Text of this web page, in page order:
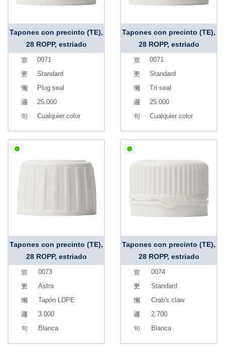
Tapones con precinto (TE),
28 ROPP, estriado
0071
Standard
Plug seal
25.000
Cualquier color
Tapones con precinto (TE),
28 ROPP, estriado
0071
Standard
Tri seal
25.000
Cualquier color
Tapones con precinto (TE),
28 ROPP, estriado
0073
Astra
Tapón LDPE
3.000
Blanca
Tapones con precinto (TE),
28 ROPP, estriado
0074
Standard
Crab's claw
2.700
Blanca